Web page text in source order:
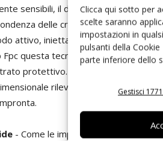
Clicca qui sotto per
scelte saranno
impostazioni in
pulsanti della
parte inferiore dello
Gestisci
sensibili, il dispositivo misura le
delle creste e quelle in
attivo, iniettando nella pelle un
questa tecnica offre vari
protettivo. Molto importante
rilevata, che permette di
- Come le impronte digitali, anche